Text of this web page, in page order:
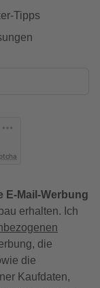
Tipps
E-Mail-Werbung
erhalten. Ich
die
die
Kaufdaten,